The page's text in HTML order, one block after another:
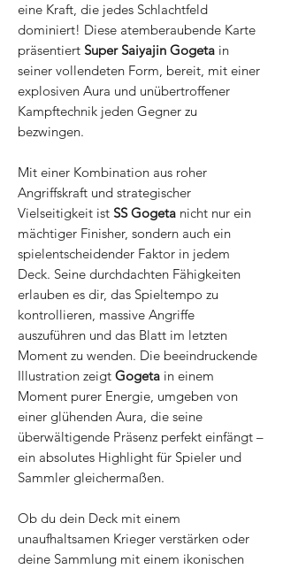
eine Kraft, die jedes Schlachtfeld
dominiert! Diese atemberaubende Karte
präsentiert Super Saiyajin Gogeta in
seiner vollendeten Form, bereit, mit einer
explosiven Aura und unübertroffener
Kampftechnik jeden Gegner zu
bezwingen.
Mit einer Kombination aus roher
Angriffskraft und strategischer
Vielseitigkeit ist SS Gogeta nicht nur ein
mächtiger Finisher, sondern auch ein
spielentscheidender Faktor in jedem
Deck. Seine durchdachten Fähigkeiten
erlauben es dir, das Spieltempo zu
kontrollieren, massive Angriffe
auszuführen und das Blatt im letzten
Moment zu wenden. Die beeindruckende
Illustration zeigt Gogeta in einem
Moment purer Energie, umgeben von
einer glühenden Aura, die seine
überwältigende Präsenz perfekt einfängt –
ein absolutes Highlight für Spieler und
Sammler gleichermaßen.
Ob du dein Deck mit einem
unaufhaltsamen Krieger verstärken oder
deine Sammlung mit einem ikonischen